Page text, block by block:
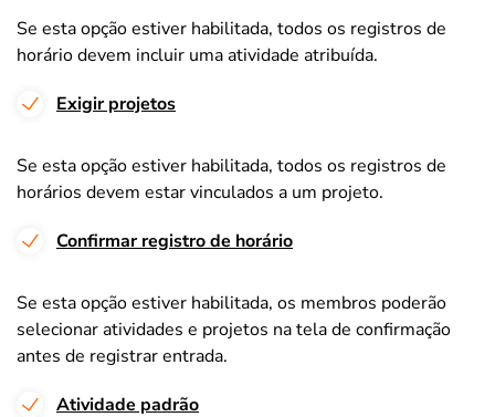
Se esta opção estiver habilitada, todos os registros de
horário devem incluir uma atividade atribuída.
Exigir projetos
Se esta opção estiver habilitada, todos os registros de
horários devem estar vinculados a um projeto.
Confirmar registro de horário
Se esta opção estiver habilitada, os membros poderão
selecionar atividades e projetos na tela de confirmação
antes de registrar entrada.
Atividade padrão